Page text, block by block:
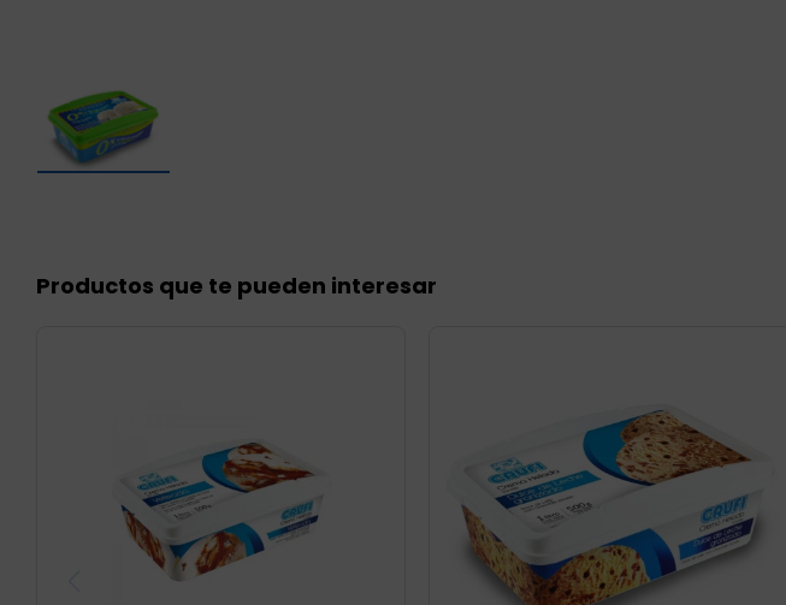
Productos que te pueden interesar